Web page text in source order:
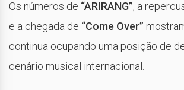
Os números de “ARIRANG”, a
e a chegada de “Come Over”
continua ocupando uma posição de
cenário musical internacional.